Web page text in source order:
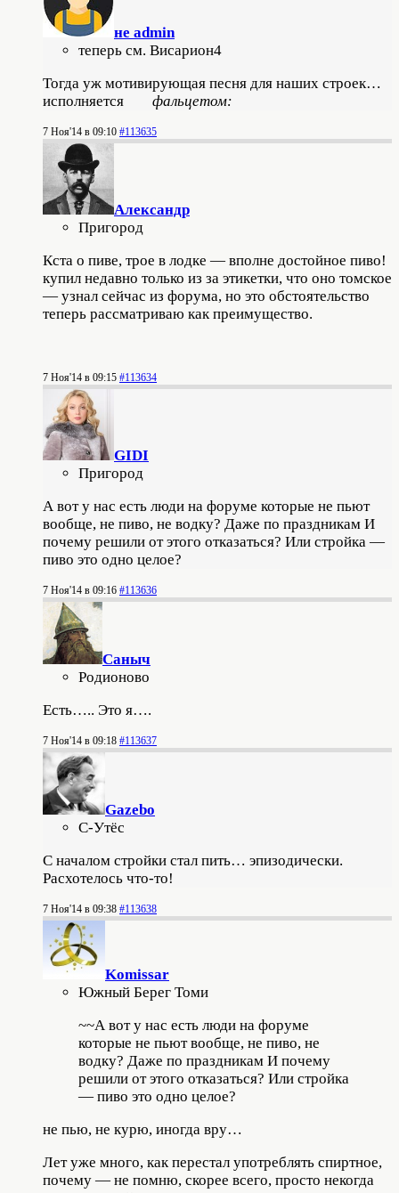
не admin
теперь см. Висариoн4
Тогда уж мотивирующая песня для наших строек…
исполняется фальцетом:
7 Ноя'14 в 09:10 #113635
Александр
Пригород
Кста о пиве, трое в лодке — вполне достойное пиво!
купил недавно только из за этикетки, что оно томское
— узнал сейчас из форума, но это обстоятельство
теперь рассматриваю как преимущество.
7 Ноя'14 в 09:15 #113634
GIDI
Пригород
А вот у нас есть люди на форуме которые не пьют
вообще, не пиво, не водку? Даже по праздникам И
почему решили от этого отказаться? Или стройка —
пиво это одно целое?
7 Ноя'14 в 09:16 #113636
Саныч
Родионово
Есть….. Это я….
7 Ноя'14 в 09:18 #113637
Gazebo
С-Утёс
С началом стройки стал пить… эпизодически.
Расхотелось что-то!
7 Ноя'14 в 09:38 #113638
Komissar
Южный Берег Томи
~~А вот у нас есть люди на форуме
которые не пьют вообще, не пиво, не
водку? Даже по праздникам И почему
решили от этого отказаться? Или стройка
— пиво это одно целое?
не пью, не курю, иногда вру…
Лет уже много, как перестал употреблять спиртное,
почему — не помню, скорее всего, просто некогда